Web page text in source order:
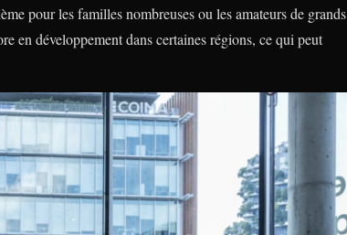
pour les familles nombreuses ou les amateurs de grands
en développement dans certaines régions, ce qui peut